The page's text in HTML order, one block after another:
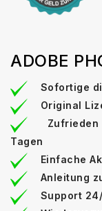
ADOBE
Sofortige
Original
Tagen
Einfache
Anleitung
Support